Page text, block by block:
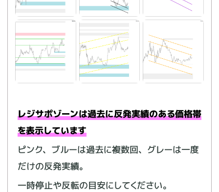
レジサポゾーンは過去に反発実績のある価格帯
を表示しています
ピンク、ブルーは過去に複数回、グレーは一度
だけの反発実績。
一時停止や反転の目安にしてください。